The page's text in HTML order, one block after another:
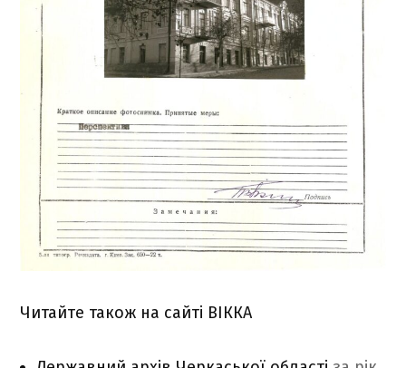
Читайте також на сайті ВІККА